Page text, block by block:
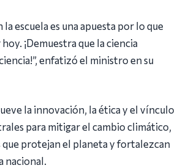
la escuela es una apuesta por lo que
¡Demuestra que la ciencia
enfatizó el ministro en su
la innovación, la ética y el vínculo
para mitigar el cambio climático,
protejan el planeta y fortalezcan
nacional.